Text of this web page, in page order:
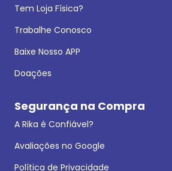
Tem Loja Física?
Trabalhe Conosco
Baixe Nosso APP
Doações
Segurança na Compra
A Rika é Confiável?
Avaliações no Google
Política de Privacidade